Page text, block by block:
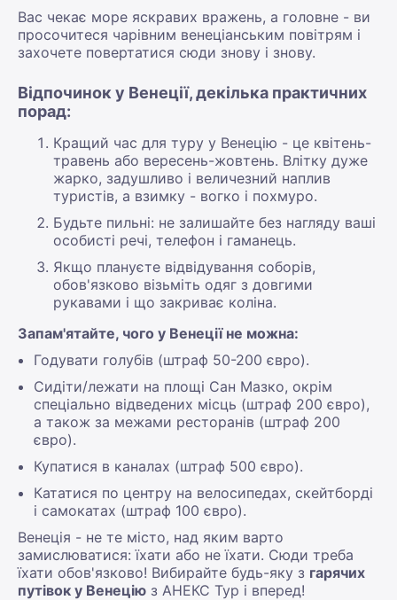
Вас чекає море яскравих вражень, а головне - ви
просочитеся чарівним венеціанським повітрям і
захочете повертатися сюди знову і знову.
Відпочинок у Венеції, декілька практичних
порад:
Кращий час для туру у Венецію - це квітень-
травень або вересень-жовтень. Влітку дуже
жарко, задушливо і величезний наплив
туристів, а взимку - вогко і похмуро.
Будьте пильні: не залишайте без нагляду ваші
особисті речі, телефон і гаманець.
Якщо плануєте відвідування соборів,
обов'язково візьміть одяг з довгими
рукавами і що закриває коліна.
Запам'ятайте, чого у Венеції не можна:
Годувати голубів (штраф 50-200 євро).
Сидіти/лежати на площі Сан Мазко, окрім
спеціально відведених місць (штраф 200 євро),
а також за межами ресторанів (штраф 200
євро).
Купатися в каналах (штраф 500 євро).
Кататися по центру на велосипедах, скейтборді
і самокатах (штраф 100 євро).
Венеція - не те місто, над яким варто
замислюватися: їхати або не їхати. Сюди треба
їхати обов'язково! Вибирайте будь-яку з гарячих
путівок у Венецію з АНЕКС Тур і вперед!